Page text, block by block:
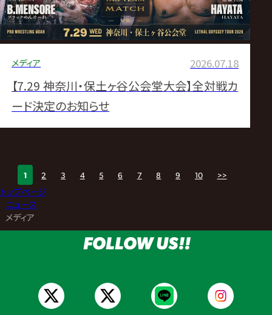
メディア 2026.07.18
【7.29 神奈川・保土ヶ谷公会堂大会】全対戦カ
ード決定のお知らせ
1 2 3 4 5 6 7 8 9 10 >>
トップページ
ニュース
メディア
FOLLOW US!!